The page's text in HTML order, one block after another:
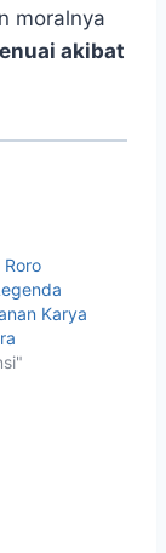
moralnya
akibat
Roro
Karya